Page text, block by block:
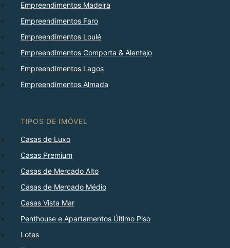
Empreendimentos Madeira
Empreendimentos Faro
Empreendimentos Loulé
Empreendimentos Comporta & Alentejo
Empreendimentos Lagos
Empreendimentos Almada
TIPOS DE IMÓVEL
Casas de Luxo
Casas Premium
Casas de Mercado Alto
Casas de Mercado Médio
Casas Vista Mar
Penthouse e Apartamentos Último Piso
Lotes